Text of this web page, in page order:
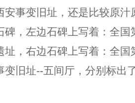
安事变旧址，还是比较原汁
碑，左边石碑上写着：全国
址，右边石碑上写着：全国
旧址--五间厅，分别标出